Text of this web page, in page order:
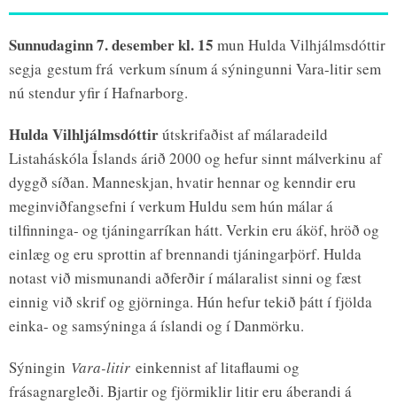
Sunnudaginn 7. desember kl. 15 mun Hulda Vilhjálmsdóttir
segja gestum frá verkum sínum á sýningunni Vara-litir sem
nú stendur yfir í Hafnarborg.
Hulda Vilhljálmsdóttirútskrifaðist af málaradeild
Listaháskóla Íslands árið 2000 og hefur sinnt málverkinu af
dyggð síðan. Manneskjan, hvatir hennar og kenndir eru
meginviðfangsefni í verkum Huldu sem hún málar á
tilfinninga- og tjáningarríkan hátt. Verkin eru áköf, hröð og
einlæg og eru sprottin af brennandi tjáningarþörf. Hulda
notast við mismunandi aðferðir í málaralist sinni og fæst
einnig við skrif og gjörninga. Hún hefur tekið þátt í fjölda
einka- og samsýninga á íslandi og í Danmörku.
Sýningin Vara-litir einkennist af litaflaumi og
frásagnargleði. Bjartir og fjörmiklir litir eru áberandi á